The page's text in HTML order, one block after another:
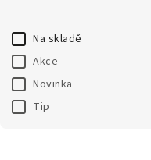
Na skladě
Akce
Novinka
Tip